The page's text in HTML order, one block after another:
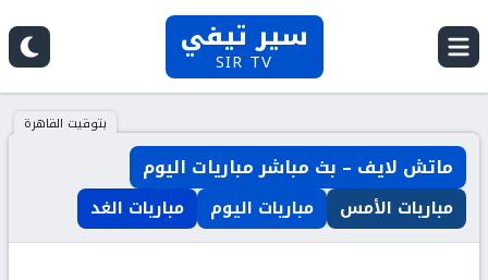
سير تيفي
SIR TV
بتوقيت القاهرة
ماتش لايف – بث مباشر مباريات اليوم
مباريات الأمس مباريات اليوم مباريات الغد